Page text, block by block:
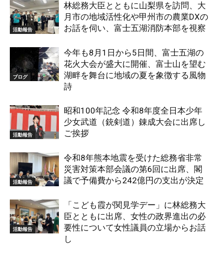
活動報告
林総務大臣とともに山梨県を訪問、大
月市の地域活性化や甲州市の農業DXの
お話を伺い、富士五湖消防本部を視察
ブログ
今年も8月1日から5日間、富士五湖の
花火大会が盛大に開催、富士山を望む
湖畔を舞台に地域の夏を象徴する風物
詩
活動報告
昭和100年記念 令和8年度全日本少年
少女武道（銃剣道）錬成大会に出席し
ご挨拶
活動報告
令和8年熊本地震を受けた総務省非常
災害対策本部会議の第6回に出席、閣
議で予備費から242億円の支出が決定
活動報告
「こども霞が関見学デー」に林総務大
臣とともに出席、女性の政界進出の必
要性について女性議員の立場からお話
し